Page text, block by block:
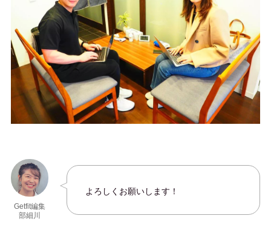
Getfit編集
部細川
よろしくお願いします！